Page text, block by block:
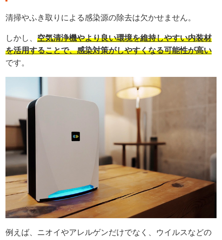
清掃やふき取りによる感染源の除去は欠かせません。
しかし、空気清浄機やより良い環境を維持しやすい内装材
を活用することで、感染対策がしやすくなる可能性が高い
です。
例えば、ニオイやアレルゲンだけでなく、ウイルスなどの